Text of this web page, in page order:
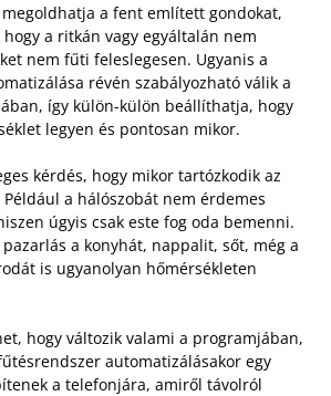
a fent említett gondokat,
a ritkán vagy egyáltalán nem
nem fűti feleslegesen. Ugyanis a
révén szabályozható válik a
így külön-külön beállíthatja, hogy
legyen és pontosan mikor.
kérdés, hogy mikor tartózkodik az
a hálószobát nem érdemes
úgyis csak este fog oda bemenni.
a konyhát, nappalit, sőt, még a
is ugyanolyan hőmérsékleten
hogy változik valami a programjában,
automatizálásakor egy
a telefonjára, amiről távolról